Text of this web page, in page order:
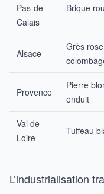
Pas-de-
Calais
Brique
Alsace
Grès
Provence
Pierre
enduit
Val de
Loire
Tuffeau
L’industrialisation